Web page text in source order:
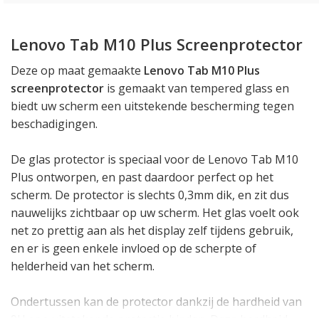
Lenovo Tab M10 Plus Screenprotector
Deze op maat gemaakte Lenovo Tab M10 Plus
screenprotector is gemaakt van tempered glass en
biedt uw scherm een uitstekende bescherming tegen
beschadigingen.
De glas protector is speciaal voor de Lenovo Tab M10
Plus ontworpen, en past daardoor perfect op het
scherm. De protector is slechts 0,3mm dik, en zit dus
nauwelijks zichtbaar op uw scherm. Het glas voelt ook
net zo prettig aan als het display zelf tijdens gebruik,
en er is geen enkele invloed op de scherpte of
helderheid van het scherm.
Ondertussen kan de protector dankzij de hardheid van